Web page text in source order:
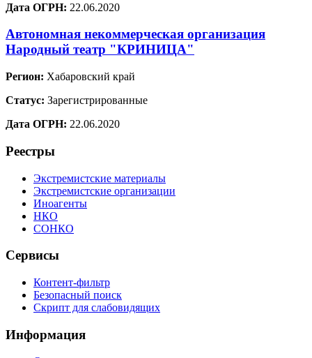
Дата ОГРН: 22.06.2020
Автономная некоммерческая организация
Народный театр "КРИНИЦА"
Регион: Хабаровский край
Статус: Зарегистрированные
Дата ОГРН: 22.06.2020
Реестры
Экстремистские материалы
Экстремистские организации
Иноагенты
НКО
СОНКО
Сервисы
Контент-фильтр
Безопасный поиск
Скрипт для слабовидящих
Информация